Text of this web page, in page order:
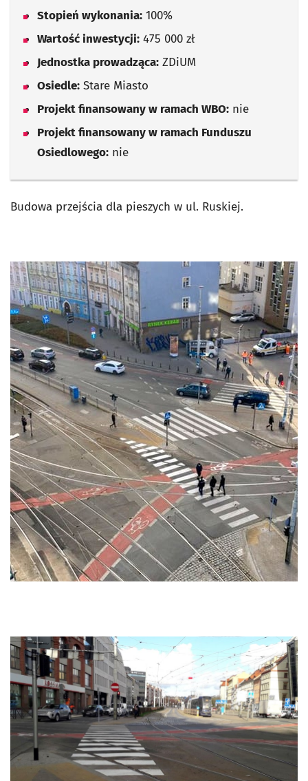
Stopień wykonania: 100%
Wartość inwestycji: 475 000 zł
Jednostka prowadząca: ZDiUM
Osiedle: Stare Miasto
Projekt finansowany w ramach WBO: nie
Projekt finansowany w ramach Funduszu
Osiedlowego: nie
Budowa przejścia dla pieszych w ul. Ruskiej.